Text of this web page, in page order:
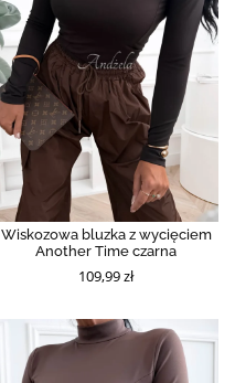
Wiskozowa bluzka z wycięciem
Another Time czarna
109,99 zł